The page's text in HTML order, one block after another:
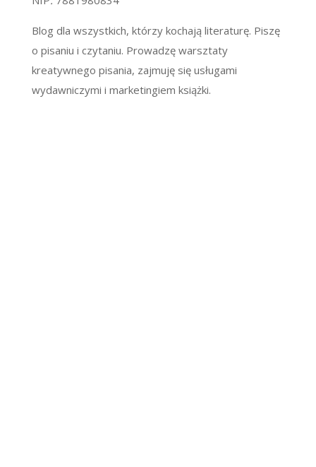
Blog dla wszystkich, którzy kochają literaturę. Piszę
o pisaniu i czytaniu. Prowadzę warsztaty
kreatywnego pisania, zajmuję się usługami
wydawniczymi i marketingiem książki.